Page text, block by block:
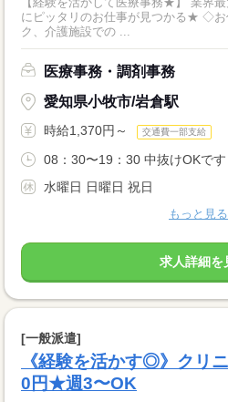
にピッタリのお仕事が見つかる★ ◇お仕事内容◇ 病院やクリニッ
ク、介護施設での ...
医療事務・調剤事務
愛知県小牧市/岩倉駅
時給1,370円～ 交通費一部支給
08：30〜19：30 中抜けOKです
水曜日 日曜日 祝日
もっと見る
求人詳細を
[一般派遣]
《経験を活かす◎》クリ
0円★週3〜OK